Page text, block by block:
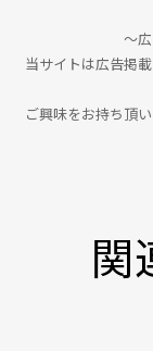
～
当サイトは広告掲
ご興味をお持ち頂
関